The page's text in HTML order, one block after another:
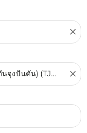
close
close